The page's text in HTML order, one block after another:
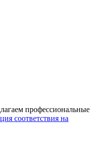
профессиональные
соответствия на